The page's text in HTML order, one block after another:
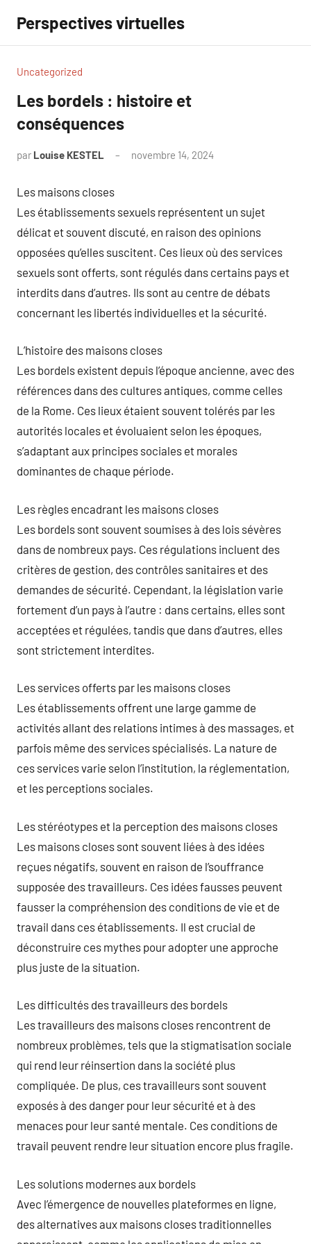
contenu
Perspectives virtuelles
Uncategorized
Les bordels : histoire et
conséquences
par Louise KESTEL novembre 14, 2024
Les maisons closes
Les établissements sexuels représentent un sujet
délicat et souvent discuté, en raison des opinions
opposées qu’elles suscitent. Ces lieux où des services
sexuels sont offerts, sont régulés dans certains pays et
interdits dans d’autres. Ils sont au centre de débats
concernant les libertés individuelles et la sécurité.
L’histoire des maisons closes
Les bordels existent depuis l’époque ancienne, avec des
références dans des cultures antiques, comme celles
de la Rome. Ces lieux étaient souvent tolérés par les
autorités locales et évoluaient selon les époques,
s’adaptant aux principes sociales et morales
dominantes de chaque période.
Les règles encadrant les maisons closes
Les bordels sont souvent soumises à des lois sévères
dans de nombreux pays. Ces régulations incluent des
critères de gestion, des contrôles sanitaires et des
demandes de sécurité. Cependant, la législation varie
fortement d’un pays à l’autre : dans certains, elles sont
acceptées et régulées, tandis que dans d’autres, elles
sont strictement interdites.
Les services offerts par les maisons closes
Les établissements offrent une large gamme de
activités allant des relations intimes à des massages, et
parfois même des services spécialisés. La nature de
ces services varie selon l’institution, la réglementation,
et les perceptions sociales.
Les stéréotypes et la perception des maisons closes
Les maisons closes sont souvent liées à des idées
reçues négatifs, souvent en raison de l’souffrance
supposée des travailleurs. Ces idées fausses peuvent
fausser la compréhension des conditions de vie et de
travail dans ces établissements. Il est crucial de
déconstruire ces mythes pour adopter une approche
plus juste de la situation.
Les difficultés des travailleurs des bordels
Les travailleurs des maisons closes rencontrent de
nombreux problèmes, tels que la stigmatisation sociale
qui rend leur réinsertion dans la société plus
compliquée. De plus, ces travailleurs sont souvent
exposés à des danger pour leur sécurité et à des
menaces pour leur santé mentale. Ces conditions de
travail peuvent rendre leur situation encore plus fragile.
Les solutions modernes aux bordels
Avec l’émergence de nouvelles plateformes en ligne,
des alternatives aux maisons closes traditionnelles